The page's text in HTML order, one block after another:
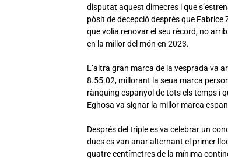
disputat aquest dimecres i que
pòsit de decepció després que
que volia renovar el seu rècord, no
en la millor del món en 2023.
L’altra gran marca de la vesprada va
8.55.02, millorant la seua marca
rànquing espanyol de tots els temps i
Eghosa va signar la millor marca
Després del triple es va celebrar un
dues es van anar alternant el primer
quatre centímetres de la mínima